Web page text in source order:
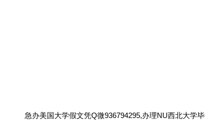
急办美国大学假文凭Q微936794295,办理NU西北大学毕